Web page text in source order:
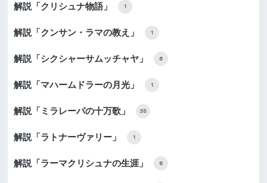
解説「クリシュナ物語」 1
解説「クンサン・ラマの教え」 1
解説「シクシャーサムッチャヤ」 8
解説「マハームドラーの月光」 1
解説「ミラレーパの十万歌」 35
解説「ラトナーヴァリー」 1
解説「ラーマクリシュナの生涯」 6